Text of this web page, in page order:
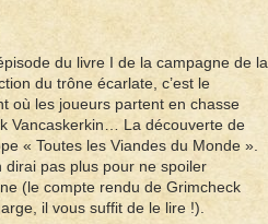
du livre I de la campagne de la
du trône écarlate, c’est le
où les joueurs partent en chasse
Vancaskerkin… La découverte de
« Toutes les Viandes du Monde ».
dirai pas plus pour ne spoiler
(le compte rendu de Grimcheck
il vous suffit de le lire !).